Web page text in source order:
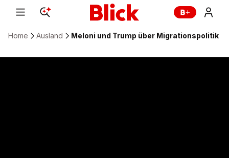
Home Ausland Meloni und Trump über Migrationspolitik